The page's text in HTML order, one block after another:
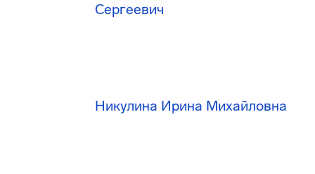
Сергеевич
Никулина Ирина Михайловна